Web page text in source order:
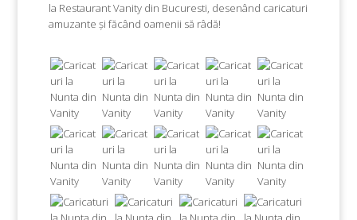
la Restaurant Vanity din Bucuresti, desenând caricaturi
amuzante și făcând oamenii să râdă!